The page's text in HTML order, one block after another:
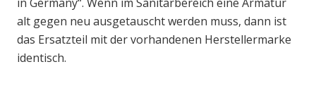
alt gegen neu ausgetauscht werden muss, dann ist
das Ersatzteil mit der vorhandenen Herstellermarke
identisch.